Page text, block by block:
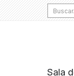
Search
for: